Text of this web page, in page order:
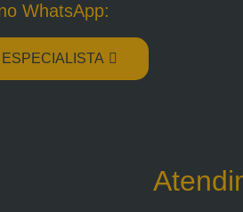
WhatsApp: